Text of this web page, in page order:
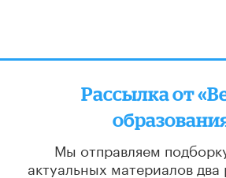
Рассылка от
Мы отправляем
актуальных материалов два